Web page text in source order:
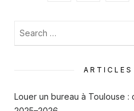
publications
Recherche
ARTICLES
Louer un bureau à Toulouse